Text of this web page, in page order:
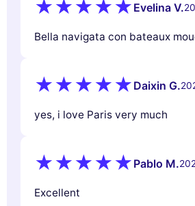
Evelina V.
Bella navigata con bateaux
Daixin G.
yes, i love Paris very much
Pablo M.
Excellent